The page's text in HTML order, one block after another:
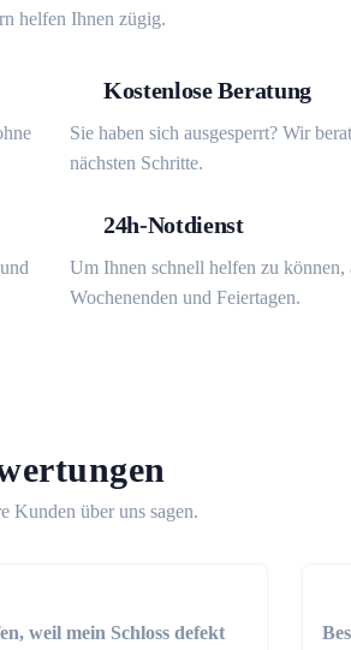
helfen Ihnen zügig.
Kostenlose Beratung
Sie haben sich ausgesperrt? Wir
nächsten Schritte.
24h-Notdienst
Um Ihnen schnell helfen zu
Wochenenden und Feiertagen.
Kunden über uns sagen.
weil mein Schloss defekt